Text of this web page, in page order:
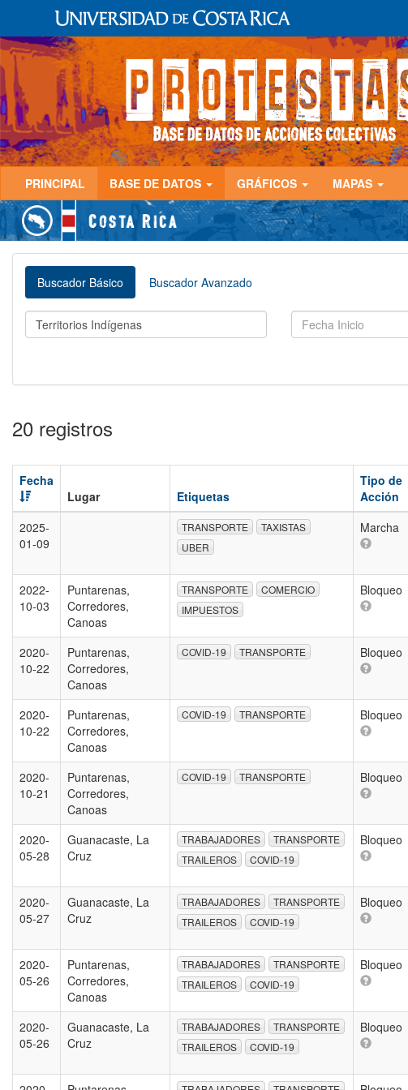
PRINCIPAL BASE DE DATOS GRÁFICOS MAPAS
Buscador Básico Buscador Avanzado
20 registros
Fecha
Lugar
Etiquetas
Tipo de
Acción
2025-
01-09
TRANSPORTE
TAXISTAS
UBER
Marcha
2022-
10-03
Puntarenas,
Corredores,
Canoas
TRANSPORTE
COMERCIO
IMPUESTOS
Bloqueo
2020-
10-22
Puntarenas,
Corredores,
Canoas
COVID-19 TRANSPORTE Bloqueo
2020-
10-22
Puntarenas,
Corredores,
Canoas
COVID-19 TRANSPORTE Bloqueo
2020-
10-21
Puntarenas,
Corredores,
Canoas
COVID-19 TRANSPORTE Bloqueo
2020-
05-28
Guanacaste, La
Cruz
TRABAJADORES
TRANSPORTE
TRAILEROS
COVID-19
Bloqueo
2020-
05-27
Guanacaste, La
Cruz
TRABAJADORES
TRANSPORTE
TRAILEROS
COVID-19
Bloqueo
2020-
05-26
Puntarenas,
Corredores,
Canoas
TRABAJADORES
TRANSPORTE
TRAILEROS
COVID-19
Bloqueo
2020-
05-26
Guanacaste, La
Cruz
TRABAJADORES
TRANSPORTE
TRAILEROS
COVID-19
Bloqueo